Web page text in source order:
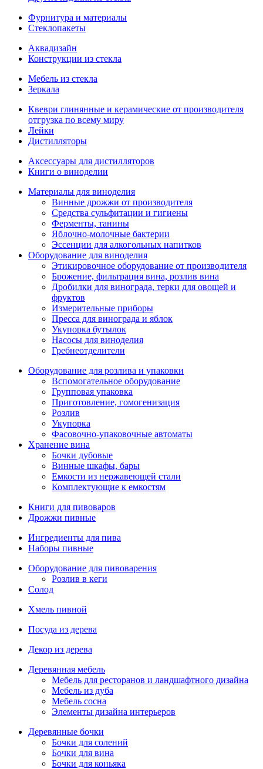
Фурнитура и материалы
Стеклопакеты
Аквадизайн
Конструкции из стекла
Мебель из стекла
Зеркала
Квеври глинянные и керамические от производителя
отгрузка по всему миру
Лейки
Дистилляторы
Аксессуары для дистилляторов
Книги о виноделии
Материалы для виноделия
Винные дрожжи от производителя
Средства сульфитации и гигиены
Ферменты, танины
Яблочно-молочные бактерии
Эссенции для алкогольных напитков
Оборудование для виноделия
Этикировочное оборудование от производителя
Брожение, фильтрация вина, розлив вина
Дробилки для винограда, терки для овощей и
фруктов
Измерительные приборы
Пресса для винограда и яблок
Укупорка бутылок
Насосы для виноделия
Гребнеотделители
Оборудование для розлива и упаковки
Вспомогательное оборудование
Групповая упаковка
Приготовление, гомогенизация
Розлив
Укупорка
Фасовочно-упаковочные автоматы
Хранение вина
Бочки дубовые
Винные шкафы, бары
Емкости из нержавеющей стали
Комплектующие к емкостям
Книги для пивоваров
Дрожжи пивные
Ингредиенты для пива
Наборы пивные
Оборудование для пивоварения
Розлив в кеги
Солод
Хмель пивной
Посуда из дерева
Декор из дерева
Деревянная мебель
Мебель для ресторанов и ландшафтного дизайна
Мебель из дуба
Мебель сосна
Элементы дизайна интерьеров
Деревянные бочки
Бочки для солений
Бочки для вина
Бочки для коньяка